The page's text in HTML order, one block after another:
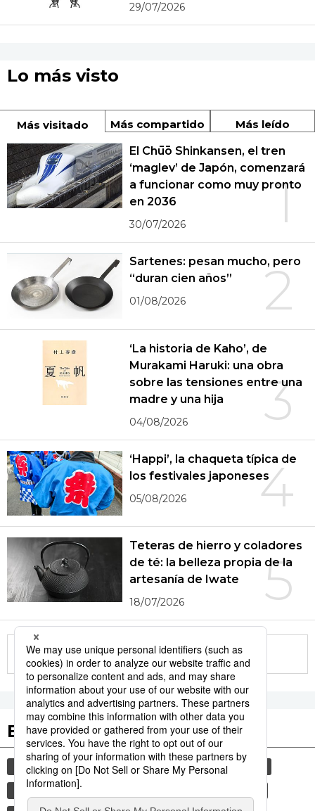
29/07/2026
Lo más visto
Más visitado Más compartido Más leído
1
El Chūō Shinkansen, el tren
‘maglev’ de Japón, comenzará
a funcionar como muy pronto
en 2036
30/07/2026
2
Sartenes: pesan mucho, pero
“duran cien años”
01/08/2026
3
‘La historia de Kaho’, de
Murakami Haruki: una obra
sobre las tensiones entre una
madre y una hija
04/08/2026
4
‘Happi’, la chaqueta típica de
los festivales japoneses
05/08/2026
5
Teteras de hierro y coladores
de té: la belleza propia de la
artesanía de Iwate
18/07/2026
More in this series
Etiquetas destacadas
cultura gastronomía sociedad
vida
comida